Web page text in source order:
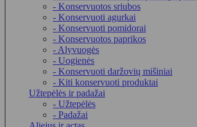
- Konservuotos sriubos
- Konservuoti agurkai
- Konservuoti pomidorai
- Konservuotos paprikos
- Alyvuogės
- Uogienės
- Konservuoti daržovių mišiniai
- Kiti konservuoti produktai
Užtepėlės ir padažai
- Užtepėlės
- Padažai